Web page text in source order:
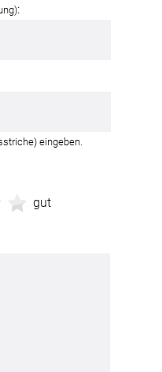
gut
:
eingeben.